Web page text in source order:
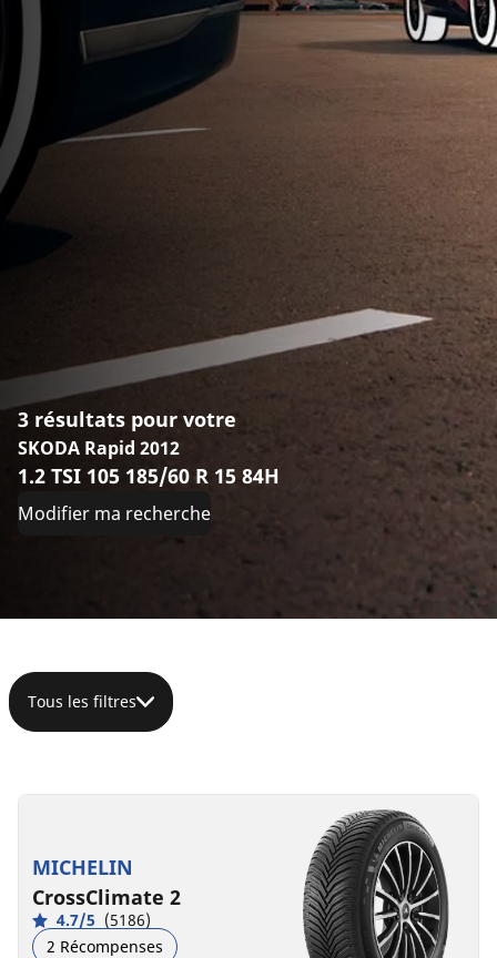
3 résultats pour votre
SKODA Rapid 2012
1.2 TSI 105 185/60 R 15 84H
Modifier ma recherche
Tous les filtres
MICHELIN
CrossClimate 2
4.7/5 (5186)
2 Récompenses
C
B
C
A
D
C